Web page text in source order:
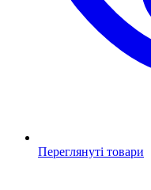
Переглянуті товари